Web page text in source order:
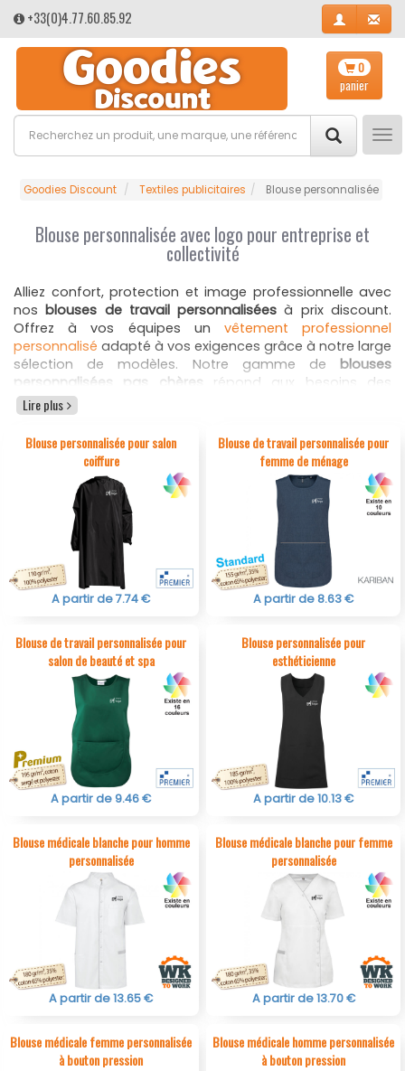
+33(0)4.77.60.85.92
0
panier
Goodies Discount Textiles publicitaires Blouse personnalisée
Blouse personnalisée avec logo pour entreprise et
collectivité
Alliez confort, protection et image professionnelle avec
nosblouses de travail personnalisées à prix discount.
Offrez à vos équipes un vêtement professionnel
personnalisé adapté à vos exigences grâce à notre large
sélection de modèles. Notre gamme de blouses
personnalisées pas chères répond aux besoins des
entreprises, collectivités, associations, établissements
scolaires ou de santé souhaitant équiper leurs
collaborateurs de manière uniforme et valorisante.
Conçues pour les secteurs médical, esthétique,
paramédical, hôtelier ou industriel, nosblouses
professionnelles personnalisables
se distinguent par leur
résistance, leur confort et leur facilité d’entretien. Nos
blouses publicitaires personnalisées avec logo
offrent un
rendu durable et professionnel, une excellente tenue au
lavage, une liberté de mouvement optimale et des
finitions soignées adaptées à un usage intensif.
Lire plus
Blouse personnalisée pour salon
coiffure
A partir de 7.74 €
Blouse de travail personnalisée pour
femme de ménage
A partir de 8.63 €
Blouse de travail personnalisée pour
salon de beauté et spa
A partir de 9.46 €
Blouse personnalisée pour
esthéticienne
A partir de 10.13 €
Blouse médicale blanche pour homme
personnalisée
A partir de 13.65 €
Blouse médicale blanche pour femme
personnalisée
A partir de 13.70 €
Blouse médicale femme personnalisée
à bouton pression
Blouse médicale homme personnalisée
à bouton pression